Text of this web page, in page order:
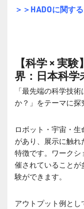
＞＞HADOに関す
【科学 × 実
界：日本科学
「最先端の科学技
か？」をテーマに探
ロボット・宇宙・
があり、展示に触
特徴です。ワーク
催されていること
験ができます。
アウトプット例と